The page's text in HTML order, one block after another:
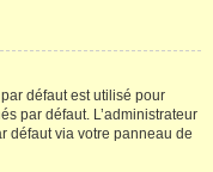
défaut est utilisé pour
par défaut. L’administrateur
défaut via votre panneau de